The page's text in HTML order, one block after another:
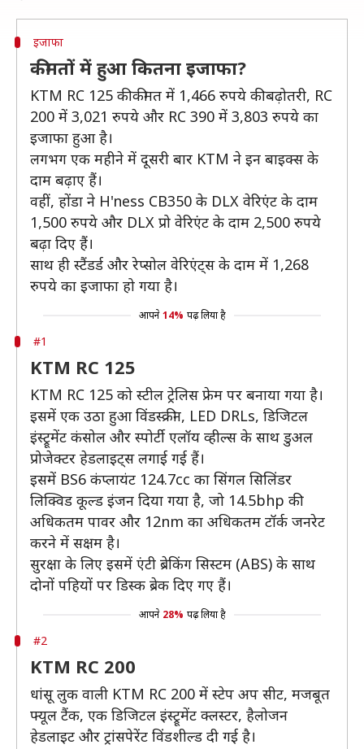
इजाफा
कीमतों में हुआ कितना इजाफा?
KTM RC 125 की कीमत में 1,466 रुपये की बढ़ोतरी, RC
200 में 3,021 रुपये और RC 390 में 3,803 रुपये का
इजाफा हुआ है।
लगभग एक महीने में दूसरी बार KTM ने इन बाइक्स के
दाम बढ़ाए हैं।
वहीं, होंडा ने H'ness CB350 के DLX वेरिएंट के दाम
1,500 रुपये और DLX प्रो वेरिएंट के दाम 2,500 रुपये
बढ़ा दिए हैं।
साथ ही स्टैंडर्ड और रेप्सोल वेरिएंट्स के दाम में 1,268
रुपये का इजाफा हो गया है।
आपने 14% पढ़ लिया है
#1
KTM RC 125
KTM RC 125 को स्टील ट्रेलिस फ्रेम पर बनाया गया है।
इसमें एक उठा हुआ विंडस्क्रीन, LED DRLs, डिजिटल
इंस्ट्रूमेंट कंसोल और स्पोर्टी एलॉय व्हील्स के साथ डुअल
प्रोजेक्टर हेडलाइट्स लगाई गई हैं।
इसमें BS6 कंप्लायंट 124.7cc का सिंगल सिलिंडर
लिक्विड कूल्ड इंजन दिया गया है, जो 14.5bhp की
अधिकतम पावर और 12nm का अधिकतम टॉर्क जनरेट
करने में सक्षम है।
सुरक्षा के लिए इसमें एंटी ब्रेकिंग सिस्टम (ABS) के साथ
दोनों पहियों पर डिस्क ब्रेक दिए गए हैं।
आपने 28% पढ़ लिया है
#2
KTM RC 200
धांसू लुक वाली KTM RC 200 में स्टेप अप सीट, मजबूत
फ्यूल टैंक, एक डिजिटल इंस्ट्रूमेंट क्लस्टर, हैलोजन
हेडलाइट और ट्रांसपेरेंट विंडशील्ड दी गई है।